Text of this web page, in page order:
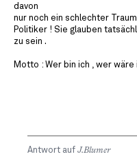
davon
nur noch ein schlechter
Politiker ! Sie glauben
zu sein .
Motto : Wer bin ich , wer
Antwort auf J.Blumer